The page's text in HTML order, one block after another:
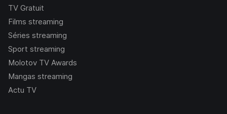
TV Gratuit
Films streaming
Séries streaming
Sport streaming
Molotov TV Awards
Mangas streaming
Actu TV